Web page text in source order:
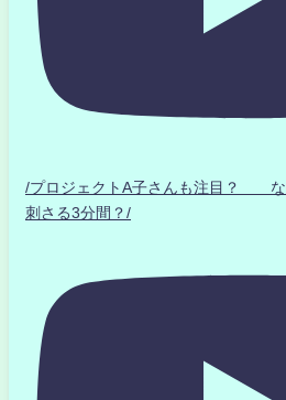
/プロジェクトA子さんも注目？ な
刺さる3分間？/